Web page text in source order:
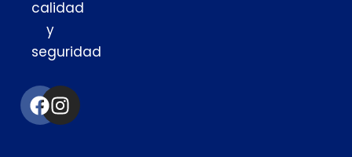
calidad
y
seguridad
Facebook
Instagram